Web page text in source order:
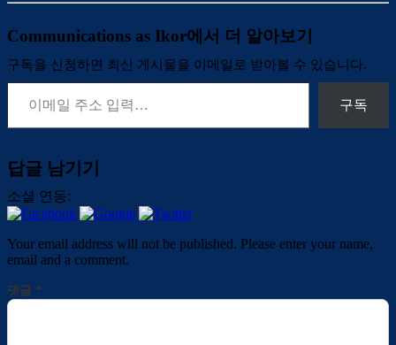
Communications as Ikor에서 더 알아보기
구독을 신청하면 최신 게시물을 이메일로 받아볼 수 있습니다.
이메일 주소 입력…
구독
답글 남기기
소셜 연동:
Your email address will not be published. Please enter your name,
email and a comment.
댓글 *